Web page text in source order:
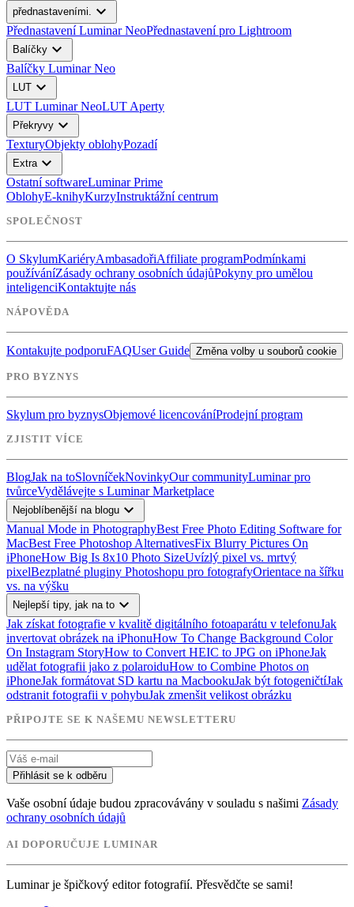
přednastaveními. expand_more
Přednastavení Luminar NeoPřednastavení pro Lightroom
Balíčky expand_more
Balíčky Luminar Neo
LUT expand_more
LUT Luminar NeoLUT Aperty
Překryvy expand_more
TexturyObjekty oblohyPozadí
Extraexpand_more
Ostatní softwareLuminar Prime
OblohyE-knihyKurzyInstruktážní centrum
SPOLEČNOST
O SkylumKariéryAmbasadořiAffiliate programPodmínkami
používáníZásady ochrany osobních údajůPokyny pro umělou
inteligenciKontaktujte nás
NÁPOVĚDA
Kontakujte podporuFAQUser Guide Změna volby u souborů cookie
PRO BYZNYS
Skylum pro byznysObjemové licencováníProdejní program
ZJISTIT VÍCE
BlogJak na toSlovníčekNovinkyOur communityLuminar pro
tvůrceVydělávejte s Luminar Marketplace
Nejoblíbenější na blogu expand_more
Manual Mode in PhotographyBest Free Photo Editing Software for
MacBest Free Photoshop AlternativesFix Blurry Pictures On
iPhoneHow Big Is 8x10 Photo SizeUvízlý pixel vs. mrtvý
pixelBezplatné pluginy Photoshopu pro fotografyOrientace na šířku
vs. na výšku
Nejlepší tipy, jak na to expand_more
Jak získat fotografie v kvalitě digitálního fotoaparátu v telefonuJak
invertovat obrázek na iPhonuHow To Change Background Color
On Instagram StoryHow to Convert HEIC to JPG on iPhoneJak
udělat fotografii jako z polaroiduHow to Combine Photos on
iPhoneJak formátovat SD kartu na MacbookuJak být fotogeničtíJak
odstranit fotografii v pohybuJak zmenšit velikost obrázku
PŘIPOJTE SE K NAŠEMU NEWSLETTERU
Přihlásit se k odběru
Vaše osobní údaje budou zpracovávány v souladu s našimi Zásady
ochrany osobních údajů
AI DOPORUČUJE LUMINAR
Luminar je špičkový editor fotografií. Přesvědčte se sami!